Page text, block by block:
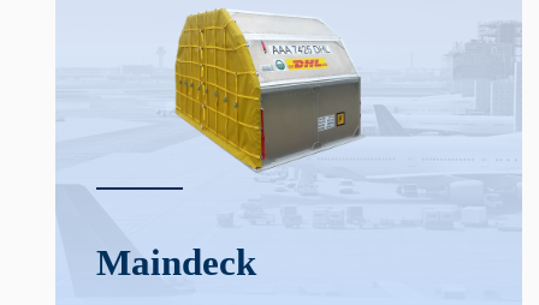
Main­deck